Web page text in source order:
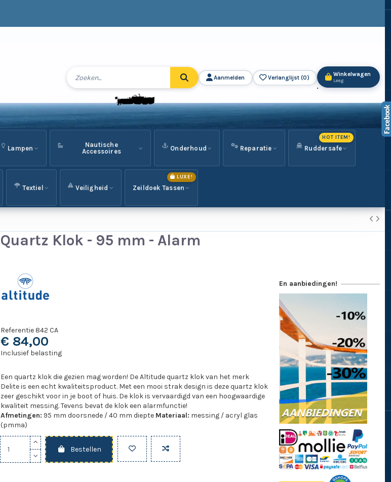
Aanmelden Verlanglijst (0) Winkelwagen
Leeg
Lampen
Nautische
Accessoires
Onderhoud Reparatie Ruddersafe
HOT ITEM!
Textiel Veiligheid Zeildoek Tassen
LUXE!
Quartz Klok - 95 mm - Alarm
Referentie 842 CA
€ 84,00
Inclusief belasting
Een quartz klok die gezien mag worden! De Altitude quartz klok van het merk
Delite is een echt kwaliteitsproduct. Met een mooi strak design is deze quartz klok
zeer geschikt voor in je boot of huis. De klok is vervaardigd van een hoogwaardige
kwaliteit messing. Tevens bevat de klok een alarmfunctie!
Afmetingen: 95 mm doorsnede / 40 mm diepte Materiaal: messing / acryl glas
(pmma)
Bestellen
En aanbiedingen!